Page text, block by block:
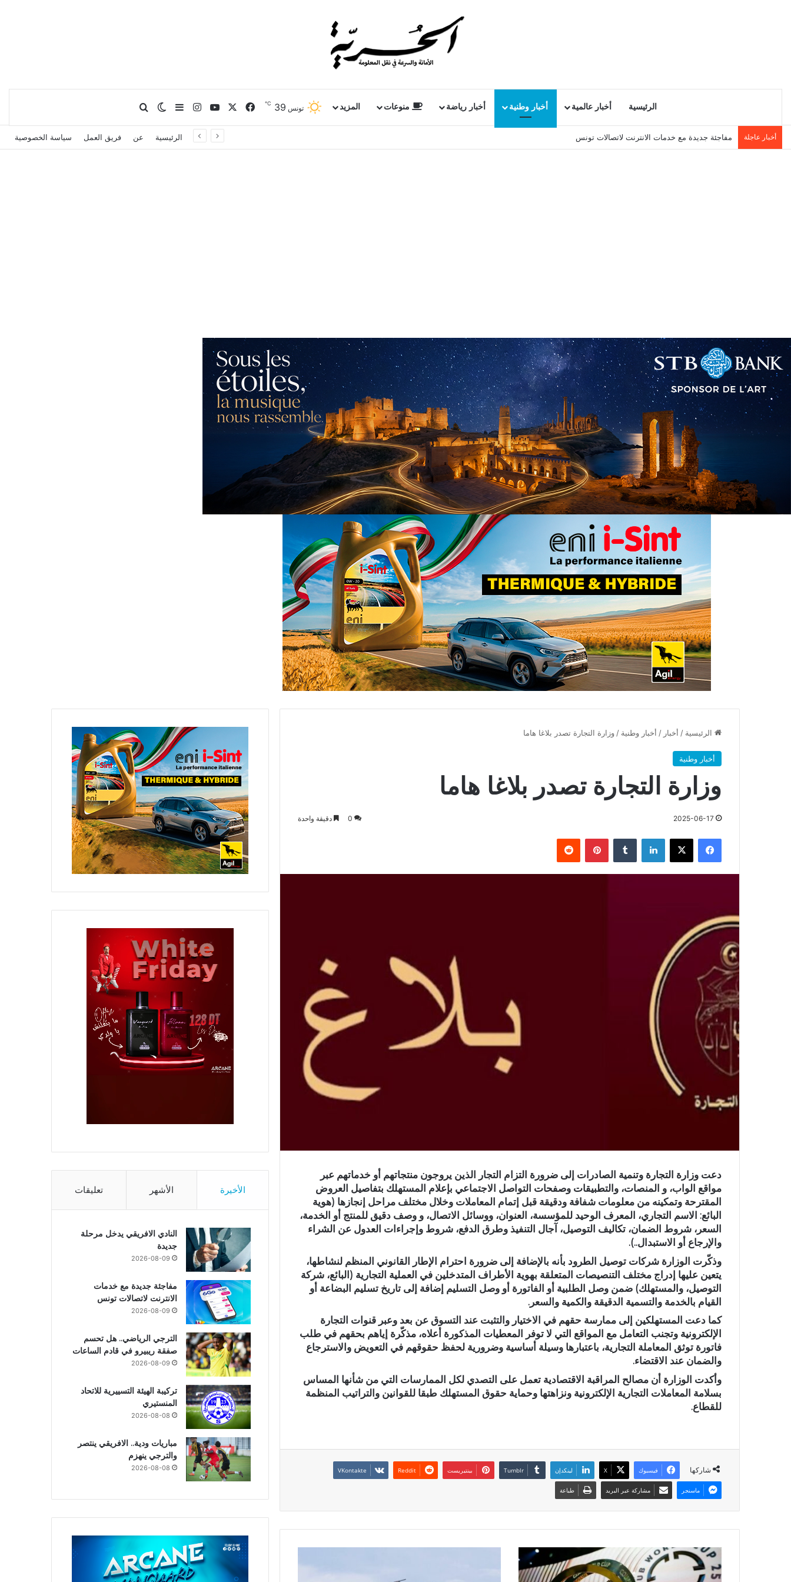
الرئيسية أخبار عالمية أخبار وطنية أخبار رياضة منوعات المزيد تونس 39
℃ فيسبوك يوتيوبانستقرامإضافة عمود جانبي
الوضع المظلم
بحث عن
أخبار عاجلة مفاجئة جديدة مع خدمات الانترنت لاتصالات تونس الرئيسية عن فريق العمل سياسة الخصوصية
الرئيسية / أخبار / أخبار وطنية / وزارة التجارة تصدر بلاغا هاما
أخبار وطنية
وزارة التجارة تصدر بلاغا هاما
2025-06-17
0 دقيقة واحدة
فيسبوك X لينكدإن بينتيريست
دعت وزارة التجارة وتنمية الصادرات إلى ضرورة التزام التجار الذين يروجون منتجاتهم أو خدماتهم عبر
مواقع الواب، و المنصات، والتطبيقات وصفحات التواصل الاجتماعي بإعلام المستهلك بتفاصيل العروض
المقترحة وتمكينه من معلومات شفافة ودقيقة قبل إتمام المعاملات وخلال مختلف مراحل إنجازها (هوية
البائع: الاسم التجاري، المعرف الوحيد للمؤسسة، العنوان، ووسائل الاتصال، و وصف دقيق للمنتج أو الخدمة،
السعر، شروط الضمان، تكاليف التوصيل، آجال التنفيذ وطرق الدفع، شروط وإجراءات العدول عن الشراء
والإرجاع أو الاستبدال..).
وذكّرت الوزارة شركات توصيل الطرود بأنه بالإضافة إلى ضرورة احترام الإطار القانوني المنظم لنشاطها،
يتعين عليها إدراج مختلف التنصيصات المتعلقة بهوية الأطراف المتدخلين في العملية التجارية (البائع، شركة
التوصيل، والمستهلك) ضمن وصل الطلبية أو الفاتورة أو وصل التسليم إضافة إلى تاريخ تسليم البضاعة أو
القيام بالخدمة والتسمية الدقيقة والكمية والسعر.
كما دعت المستهلكين إلى ممارسة حقهم في الاختيار والتثبت عند التسوق عن بعد وعبر قنوات التجارة
الإلكترونية وتجنب التعامل مع المواقع التي لا توفر المعطيات المذكورة أعلاه، مذكّرة إياهم بحقهم في طلب
فاتورة توثق المعاملة التجارية، باعتبارها وسيلة أساسية وضرورية لحفظ حقوقهم في التعويض والاسترجاع
والضمان عند الاقتضاء.
وأكدت الوزارة أن مصالح المراقبة الاقتصادية تعمل على التصدي لكل الممارسات التي من شأنها المساس
بسلامة المعاملات التجارية الإلكترونية ونزاهتها وحماية حقوق المستهلك طبقا للقوانين والتراتيب المنظمة
للقطاع.
شاركها فيسبوك X لينكدإن بينتيريست
ماسنجر مشاركة عبر البريد طباعة
الأخيرة الأشهر تعليقات
النادي الافريقي يدخل مرحلة
جديدة
2026-08-09
مفاجئة جديدة مع خدمات
الانترنت لاتصالات تونس
2026-08-09
الترجي الرياضي.. هل تحسم
صفقة ريبيرو في قادم الساعات
2026-08-09
تركيبة الهيئة التسييرية للاتحاد
المنستيري
2026-08-08
مباريات ودية.. الافريقي ينتصر
والترجي ينهزم
2026-08-08